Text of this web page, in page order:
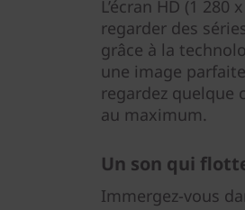
L’écran HD (1
regarder des
grâce à la
une image
regardez quelque
au maximum.
Un son qui
Immergez-vous